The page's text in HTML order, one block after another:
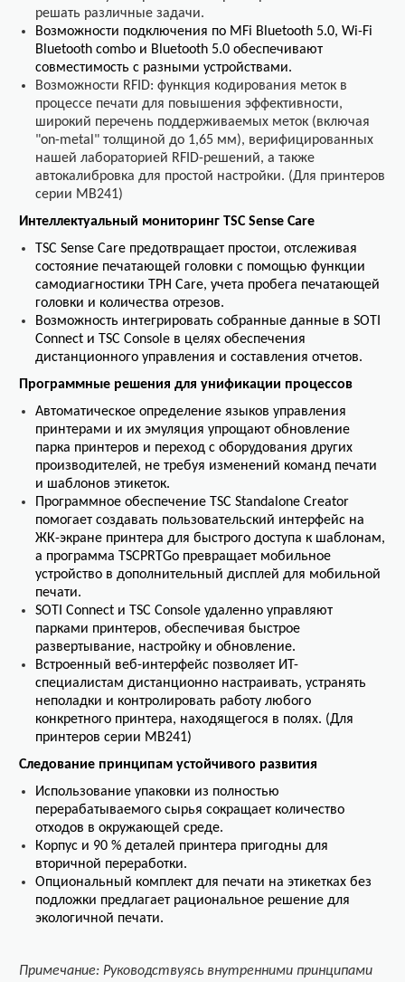
решать различные задачи.
Возможности подключения по MFi Bluetooth 5.0, Wi-Fi
Bluetooth combo и Bluetooth 5.0 обеспечивают
совместимость с разными устройствами.
Возможности RFID: функция кодирования меток в
процессе печати для повышения эффективности,
широкий перечень поддерживаемых меток (включая
"on-metal" толщиной до 1,65 мм), верифицированных
нашей лабораторией RFID-решений, а также
автокалибровка для простой настройки. (Для принтеров
серии MB241)
Интеллектуальный мониторинг TSC Sense Care
TSC Sense Care предотвращает простои, отслеживая
состояние печатающей головки с помощью функции
самодиагностики TPH Care, учета пробега печатающей
головки и количества отрезов.
Возможность интегрировать собранные данные в SOTI
Connect и TSC Console в целях обеспечения
дистанционного управления и составления отчетов.
Программные решения для унификации процессов
Автоматическое определение языков управления
принтерами и их эмуляция упрощают обновление
парка принтеров и переход с оборудования других
производителей, не требуя изменений команд печати
и шаблонов этикеток.
Программное обеспечение TSC Standalone Creator
помогает создавать пользовательский интерфейс на
ЖК-экране принтера для быстрого доступа к шаблонам,
а программа TSCPRTGo превращает мобильное
устройство в дополнительный дисплей для мобильной
печати.
SOTI Connect и TSC Console удаленно управляют
парками принтеров, обеспечивая быстрое
развертывание, настройку и обновление.
Встроенный веб-интерфейс позволяет ИТ-
специалистам дистанционно настраивать, устранять
неполадки и контролировать работу любого
конкретного принтера, находящегося в полях. (Для
принтеров серии MB241)
Следование принципам устойчивого развития
Использование упаковки из полностью
перерабатываемого сырья сокращает количество
отходов в окружающей среде.
Корпус и 90 % деталей принтера пригодны для
вторичной переработки.
Опциональный комплект для печати на этикетках без
подложки предлагает рациональное решение для
экологичной печати.
Примечание: Руководствуясь внутренними принципами